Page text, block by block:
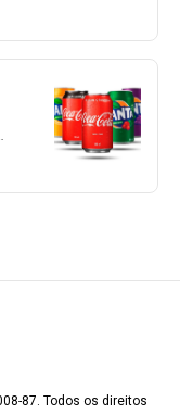
87. Todos os direitos